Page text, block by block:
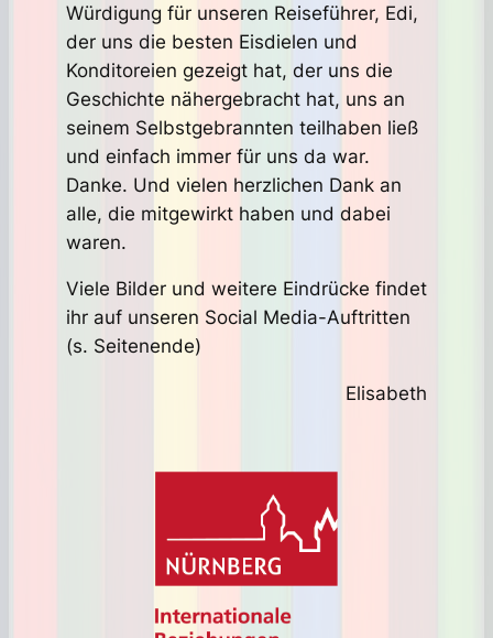
Würdigung für unseren Reiseführer, Edi,
der uns die besten Eisdielen und
Konditoreien gezeigt hat, der uns die
Geschichte nähergebracht hat, uns an
seinem Selbstgebrannten teilhaben ließ
und einfach immer für uns da war.
Danke. Und vielen herzlichen Dank an
alle, die mitgewirkt haben und dabei
waren.
Viele Bilder und weitere Eindrücke findet
ihr auf unseren Social Media-Auftritten
(s. Seitenende)
Elisabeth